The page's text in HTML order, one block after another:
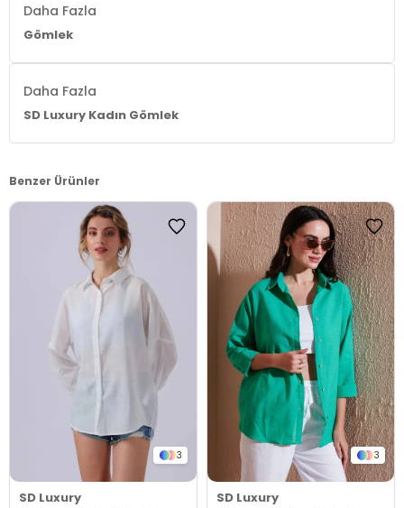
Daha Fazla
Gömlek
Daha Fazla
SD Luxury Kadın Gömlek
Benzer Ürünler
3
SD Luxury
3
SD Luxury